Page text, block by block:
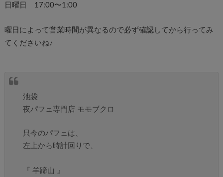
日曜日 17:00〜1:00
曜日によって営業時間が異なるので必ず確認してから行ってみ
てくださいね♪
池袋
夜パフェ専門店 モモブクロ
只今のパフェは、
左上から時計回りで、
『 羊蹄山 』